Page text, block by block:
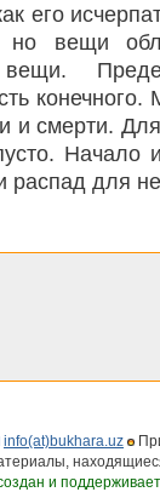
его
вещи
вещи.
и смерти.
Начало
распад для
info(at)bukhara.uz
и